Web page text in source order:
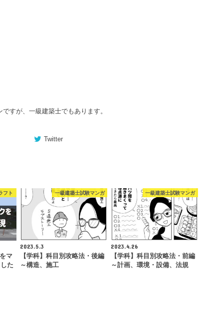
すが、一級建築士でもあります。
Twitter
フト
マ
た
一級建築士試験マンガ
2023.5.3
【学科】科目別攻略法・後編
～構造、施工
一級建築士試験マンガ
2023.4.26
【学科】科目別攻略法・前編
～計画、環境・設備、法規